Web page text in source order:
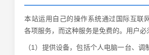
本站运用自己的操作系统通过国际互联
各项服务，而这种服务是免费的。用户必
（1）提供设备，包括个人电脑一台、调